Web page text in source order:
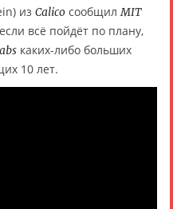
из Calico сообщил MIT
всё пойдёт по плану,
каких-либо больших
10 лет.